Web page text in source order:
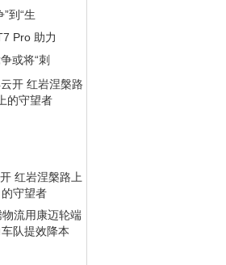
到“生
Pro 助力
或将“刺
红岩涅槃路上
的守望者